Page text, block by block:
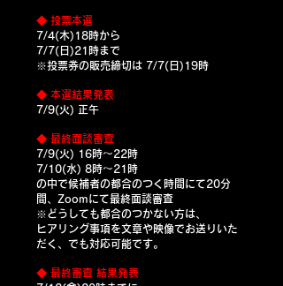
◆ 投票本選
7/4(木)18時から
7/7(日)21時まで
​※投票券の販売締切は 7/7(日)19時
◆ 本選結果発表
7/9(火) 正午
◆ 最終面談審査
7/9(火) 16時〜22時
7/10(水) 8時〜21時
の中で候補者の都合のつく時間にて20分
間、Zoomにて最終面談審査
※どうしても都合のつかない方は、
​ヒアリング事項を文章や映像でお送りいた
だく、でも対応可能です。
◆ ​最終審査 結果発表